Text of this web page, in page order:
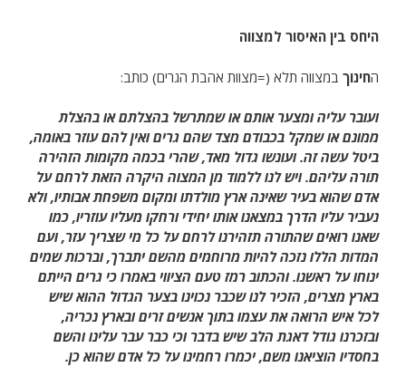
היחס בין האיסור למצווה
החינוך במצווה תלא (=מצוות אהבת הגרים) כותב:
ועובר עליה ומצער אותם או שמתרשל בהצלתם או בהצלת
ממונם או שמקל בכבודם מצד שהם גרים ואין להם עוזר באומה,
ביטל עשה זה. ועונשו גדול מאד, שהרי בכמה מקומות הזהירה
תורה עליהם. ויש לנו ללמוד מן המצוה היקרה הזאת לרחם על
אדם שהוא בעיר שאינה ארץ מולדתו ומקום משפחת אבותיו, ולא
נעביר עליו הדרך במצאנו אותו יחידי ורחקו מעליו עוזריו, כמו
שאנו רואים שהתורה תזהירנו לרחם על כל מי שצריך עזר, ועם
המדות הללו נזכה להיות מרוחמים מהשם יתברך, וברכות שמים
ינוחו על ראשנו. והכתוב רמז טעם הציווי באמרו כי גרים הייתם
בארץ מצרים, הזכיר לנו שכבר נכוינו בצער הגדול ההוא שיש
לכל איש הרואה את עצמו בתוך אנשים זרים ובארץ נכריה,
ובזכרנו גודל דאגת הלב שיש בדבר וכי כבר עבר עלינו והשם
בחסדיו הוציאנו משם, יכמרו רחמינו על כל אדם שהוא כן.